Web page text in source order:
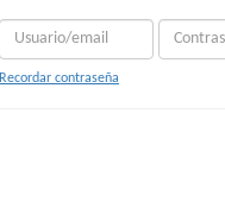
Recordar contraseña